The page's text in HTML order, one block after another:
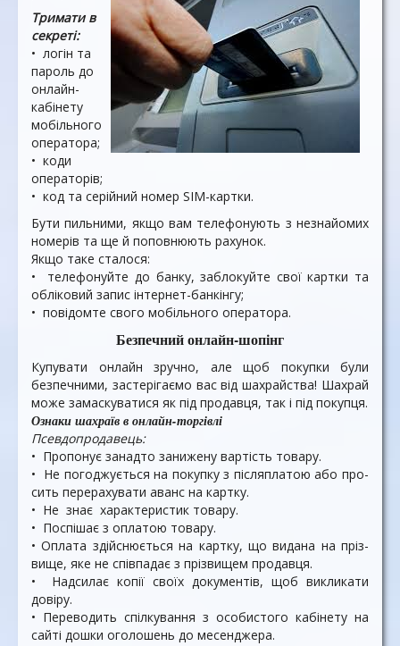
Тримати в
секреті:
• логін та
пароль до
онлайн-
кабінету
мобільного
опе­ратора;
• коди
операторів;
• код та серійний номер SІМ-картки.
Бути пильними, якщо вам телефонують з незна­йомих
номерів та ще й поповнюють рахунок.
Якщо таке сталося:
• телефонуйте до банку, забло­куйте свої картки та
обліко­вий запис інтернет-банкінгу;
• повідомте свого мобільного оператора.
Безпечний онлайн-шопінг
Купувати онлайн зручно, але щоб покупки були
безпечними, застерігаємо вас від шахрай­ства! Шахрай
може замаску­ватися як під продавця, так і під покупця.
Ознаки шахраїв в онлайн-торгівлі
Псевдопродавець:
• Пропонує занадто заниже­ну вартість товару.
• Не погоджується на покупку з післяплатою або про­
сить перерахувати аванс на картку.
• Не знає характеристик товару.
• Поспішає з оплатою товару.
• Оплата здійснюється на картку, що видана на пріз­
вище, яке не співпадає з пріз­вищем продавця.
• Надсилає копії своїх до­кументів, щоб викликати
довіру.
• Переводить спілкування з особистого кабінету на
сайті дошки оголошень до месенджера.